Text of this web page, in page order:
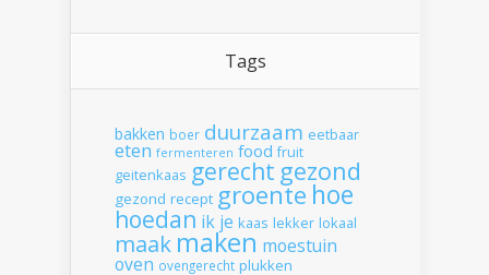
Tags
bakken boer duurzaam eetbaar
eten fermenteren food fruit
geitenkaas gerecht gezond
gezond recept groente hoe
hoedan ik je kaas lekker lokaal
maak maken moestuin
oven ovengerecht plukken